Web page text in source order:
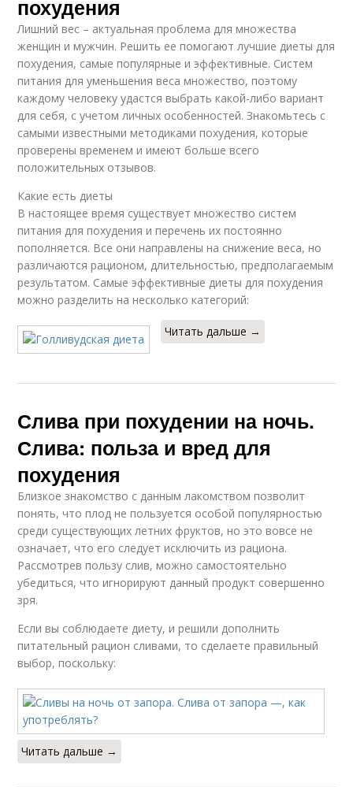
похудения
Лишний вес – актуальная проблема для множества
женщин и мужчин. Решить ее помогают лучшие диеты для
похудения, самые популярные и эффективные. Систем
питания для уменьшения веса множество, поэтому
каждому человеку удастся выбрать какой-либо вариант
для себя, с учетом личных особенностей. Знакомьтесь с
самыми известными методиками похудения, которые
проверены временем и имеют больше всего
положительных отзывов.
Какие есть диеты
В настоящее время существует множество систем
питания для похудения и перечень их постоянно
пополняется. Все они направлены на снижение веса, но
различаются рационом, длительностью, предполагаемым
результатом. Самые эффективные диеты для похудения
можно разделить на несколько категорий:
Читать дальше →
Слива при похудении на ночь.
Слива: польза и вред для
похудения
Близкое знакомство с данным лакомством позволит
понять, что плод не пользуется особой популярностью
среди существующих летних фруктов, но это вовсе не
означает, что его следует исключить из рациона.
Рассмотрев пользу слив, можно самостоятельно
убедиться, что игнорируют данный продукт совершенно
зря.
Если вы соблюдаете диету, и решили дополнить
питательный рацион сливами, то сделаете правильный
выбор, поскольку:
Читать дальше →